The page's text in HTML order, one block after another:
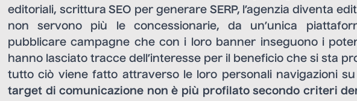
editoriali, scrittura SEO per generare SERP, l’agenzia diventa
non servono più le concessionarie, da un’unica
pubblicare campagne che con i loro banner inseguono i
hanno lasciato tracce dell’interesse per il beneficio che si sta
tutto ciò viene fatto attraverso le loro personali navigazioni
target di comunicazione non è più profilato secondo criteri